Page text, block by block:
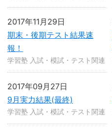
期末・後期テスト結果速
報！
2017年11月29日
学習塾 入試・模試・テスト関連
9月実力結果(最終)
2017年09月27日
学習塾 入試・模試・テスト関連